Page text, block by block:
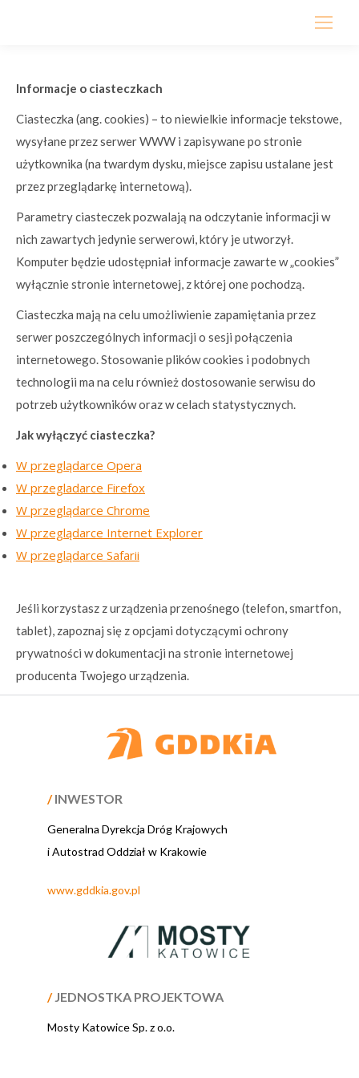
Informacje o ciasteczkach
Ciasteczka (ang. cookies) – to niewielkie informacje tekstowe,
wysyłane przez serwer WWW i zapisywane po stronie
użytkownika (na twardym dysku, miejsce zapisu ustalane jest
przez przeglądarkę internetową).
Parametry ciasteczek pozwalają na odczytanie informacji w
nich zawartych jedynie serwerowi, który je utworzył.
Komputer będzie udostępniał informacje zawarte w „cookies”
wyłącznie stronie internetowej, z której one pochodzą.
Ciasteczka mają na celu umożliwienie zapamiętania przez
serwer poszczególnych informacji o sesji połączenia
internetowego. Stosowanie plików cookies i podobnych
technologii ma na celu również dostosowanie serwisu do
potrzeb użytkowników oraz w celach statystycznych.
Jak wyłączyć ciasteczka?
W przeglądarce Opera
W przegladarce Firefox
W przeglądarce Chrome
W przeglądarce Internet Explorer
W przeglądarce Safarii
Jeśli korzystasz z urządzenia przenośnego (telefon, smartfon,
tablet), zapoznaj się z opcjami dotyczącymi ochrony
prywatności w dokumentacji na stronie internetowej
producenta Twojego urządzenia.
/INWESTOR
Generalna Dyrekcja Dróg Krajowych
i Autostrad Oddział w Krakowie
www.gddkia.gov.pl
/JEDNOSTKA PROJEKTOWA
Mosty Katowice Sp. z o.o.